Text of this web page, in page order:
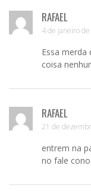
RAFAEL
4 de janeiro
Essa merda
coisa
RAFAEL
21 de
entrem na
no fale